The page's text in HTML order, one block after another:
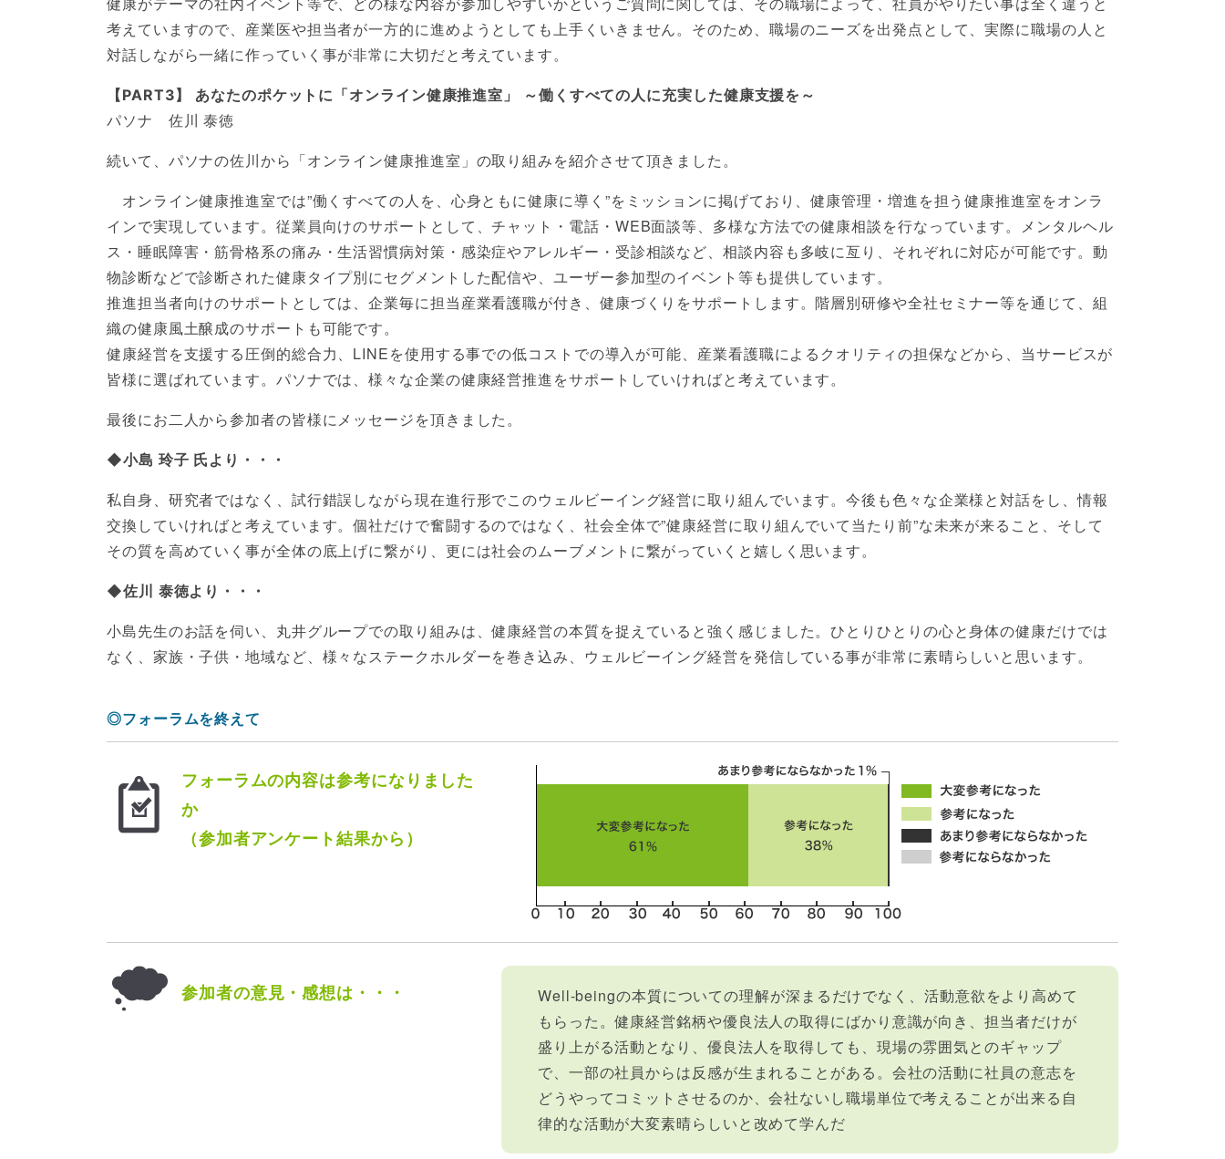
考えていますので、産業医や担当者が一方的に進めようとしても上手くいきません。そのため、職場のニーズを出発点として、実際に職場の人と
対話しながら一緒に作っていく事が非常に大切だと考えています。
【PART3】 あなたのポケットに「オンライン健康推進室」 ～働くすべての人に充実した健康支援を～
パソナ 佐川 泰徳
続いて、パソナの佐川から「オンライン健康推進室」の取り組みを紹介させて頂きました。
オンライン健康推進室では”働くすべての人を、心身ともに健康に導く”をミッションに掲げており、健康管理・増進を担う健康推進室をオンラ
インで実現しています。従業員向けのサポートとして、チャット・電話・WEB面談等、多様な方法での健康相談を行なっています。メンタルヘル
ス・睡眠障害・筋骨格系の痛み・生活習慣病対策・感染症やアレルギー・受診相談など、相談内容も多岐に亙り、それぞれに対応が可能です。動
物診断などで診断された健康タイプ別にセグメントした配信や、ユーザー参加型のイベント等も提供しています。
推進担当者向けのサポートとしては、企業毎に担当産業看護職が付き、健康づくりをサポートします。階層別研修や全社セミナー等を通じて、組
織の健康風土醸成のサポートも可能です。
健康経営を支援する圧倒的総合力、LINEを使用する事での低コストでの導入が可能、産業看護職によるクオリティの担保などから、当サービスが
皆様に選ばれています。パソナでは、様々な企業の健康経営推進をサポートしていければと考えています。
最後にお二人から参加者の皆様にメッセージを頂きました。
◆小島 玲子 氏より・・・
私自身、研究者ではなく、試行錯誤しながら現在進行形でこのウェルビーイング経営に取り組んでいます。今後も色々な企業様と対話をし、情報
交換していければと考えています。個社だけで奮闘するのではなく、社会全体で”健康経営に取り組んでいて当たり前”な未来が来ること、そして
その質を高めていく事が全体の底上げに繋がり、更には社会のムーブメントに繋がっていくと嬉しく思います。
◆佐川 泰徳より・・・
小島先生のお話を伺い、丸井グループでの取り組みは、健康経営の本質を捉えていると強く感じました。ひとりひとりの心と身体の健康だけでは
なく、家族・子供・地域など、様々なステークホルダーを巻き込み、ウェルビーイング経営を発信している事が非常に素晴らしいと思います。
◎フォーラムを終えて
フォーラムの内容は参考になりました
か
（参加者アンケート結果から）
参加者の意見・感想は・・・
Well-beingの本質についての理解が深まるだけでなく、活動意欲をより高めて
もらった。健康経営銘柄や優良法人の取得にばかり意識が向き、担当者だけが
盛り上がる活動となり、優良法人を取得しても、現場の雰囲気とのギャップ
で、一部の社員からは反感が生まれることがある。会社の活動に社員の意志を
どうやってコミットさせるのか、会社ないし職場単位で考えることが出来る自
律的な活動が大変素晴らしいと改めて学んだ